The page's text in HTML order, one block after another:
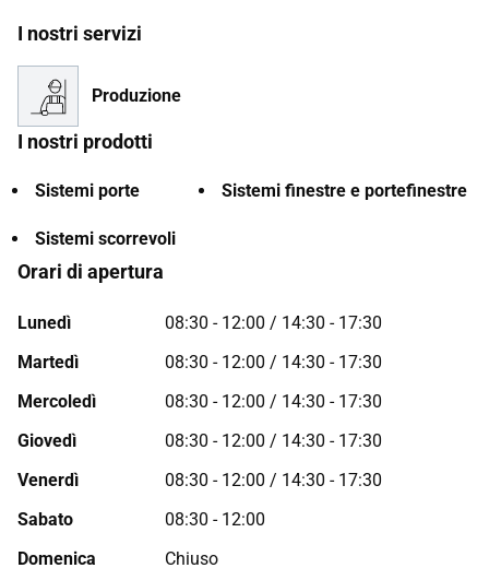
I nostri servizi
Produzione
I nostri prodotti
Sistemi porte Sistemi finestre e portefinestre
Sistemi scorrevoli
Orari di apertura
Lunedì
08:30 - 12:00 / 14:30 - 17:30
Martedì
08:30 - 12:00 / 14:30 - 17:30
Mercoledì
08:30 - 12:00 / 14:30 - 17:30
Giovedì
08:30 - 12:00 / 14:30 - 17:30
Venerdì
08:30 - 12:00 / 14:30 - 17:30
Sabato
08:30 - 12:00
Domenica
Chiuso